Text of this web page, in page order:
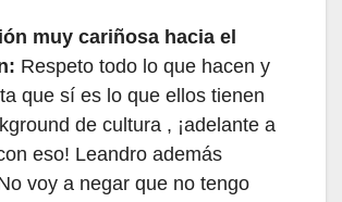
muy cariñosa hacia el
Respeto todo lo que hacen y
que sí es lo que ellos tienen
de cultura , ¡adelante a
eso! Leandro además
voy a negar que no tengo